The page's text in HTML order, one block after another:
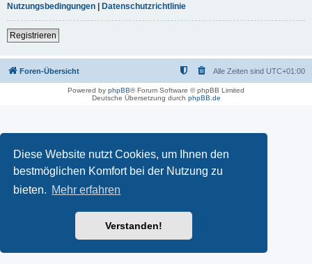
Diese Website nutzt Cookies, um Ihnen den
bestmöglichen Komfort bei der Nutzung zu
bieten. Mehr erfahren
Verstanden!
Nutzungsbedingungen | Datenschutzrichtlinie
Registrieren
Foren-Übersicht Alle Zeiten sind UTC+01:00
Powered by phpBB® Forum Software © phpBB Limited
Deutsche Übersetzung durch phpBB.de